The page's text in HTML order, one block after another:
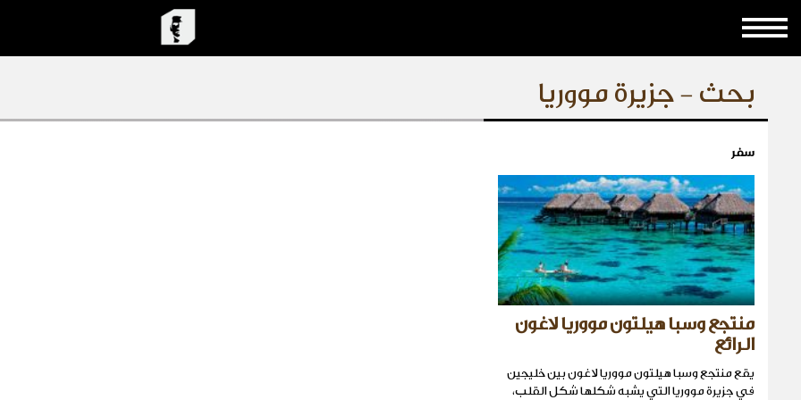
بحث - جزيرة مووريا
سفر
منتجع وسبا هيلتون مووريا لاغون
الرائع
يقع منتجع وسبا هيلتون مووريا لاغون بين خليجين
في جزيرة مووريا التي يشبه شكلها شكل القلب،